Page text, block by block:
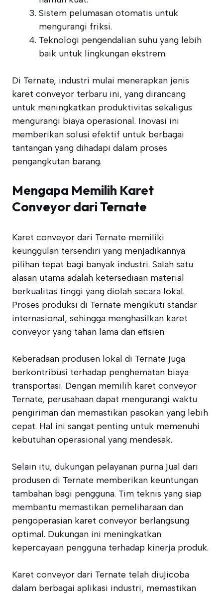
Sistem pelumasan otomatis untuk
mengurangi friksi.
Teknologi pengendalian suhu yang lebih
baik untuk lingkungan ekstrem.
Di Ternate, industri mulai menerapkan jenis
karet conveyor terbaru ini, yang dirancang
untuk meningkatkan produktivitas sekaligus
mengurangi biaya operasional. Inovasi ini
memberikan solusi efektif untuk berbagai
tantangan yang dihadapi dalam proses
pengangkutan barang.
Mengapa Memilih Karet
Conveyor dari Ternate
Karet conveyor dari Ternate memiliki
keunggulan tersendiri yang menjadikannya
pilihan tepat bagi banyak industri. Salah satu
alasan utama adalah ketersediaan material
berkualitas tinggi yang diolah secara lokal.
Proses produksi di Ternate mengikuti standar
internasional, sehingga menghasilkan karet
conveyor yang tahan lama dan efisien.
Keberadaan produsen lokal di Ternate juga
berkontribusi terhadap penghematan biaya
transportasi. Dengan memilih karet conveyor
Ternate, perusahaan dapat mengurangi waktu
pengiriman dan memastikan pasokan yang lebih
cepat. Hal ini sangat penting untuk memenuhi
kebutuhan operasional yang mendesak.
Selain itu, dukungan pelayanan purna jual dari
produsen di Ternate memberikan keuntungan
tambahan bagi pengguna. Tim teknis yang siap
membantu memastikan pemeliharaan dan
pengoperasian karet conveyor berlangsung
optimal. Dukungan ini meningkatkan
kepercayaan pengguna terhadap kinerja produk.
Karet conveyor dari Ternate telah diujicoba
dalam berbagai aplikasi industri, memastikan